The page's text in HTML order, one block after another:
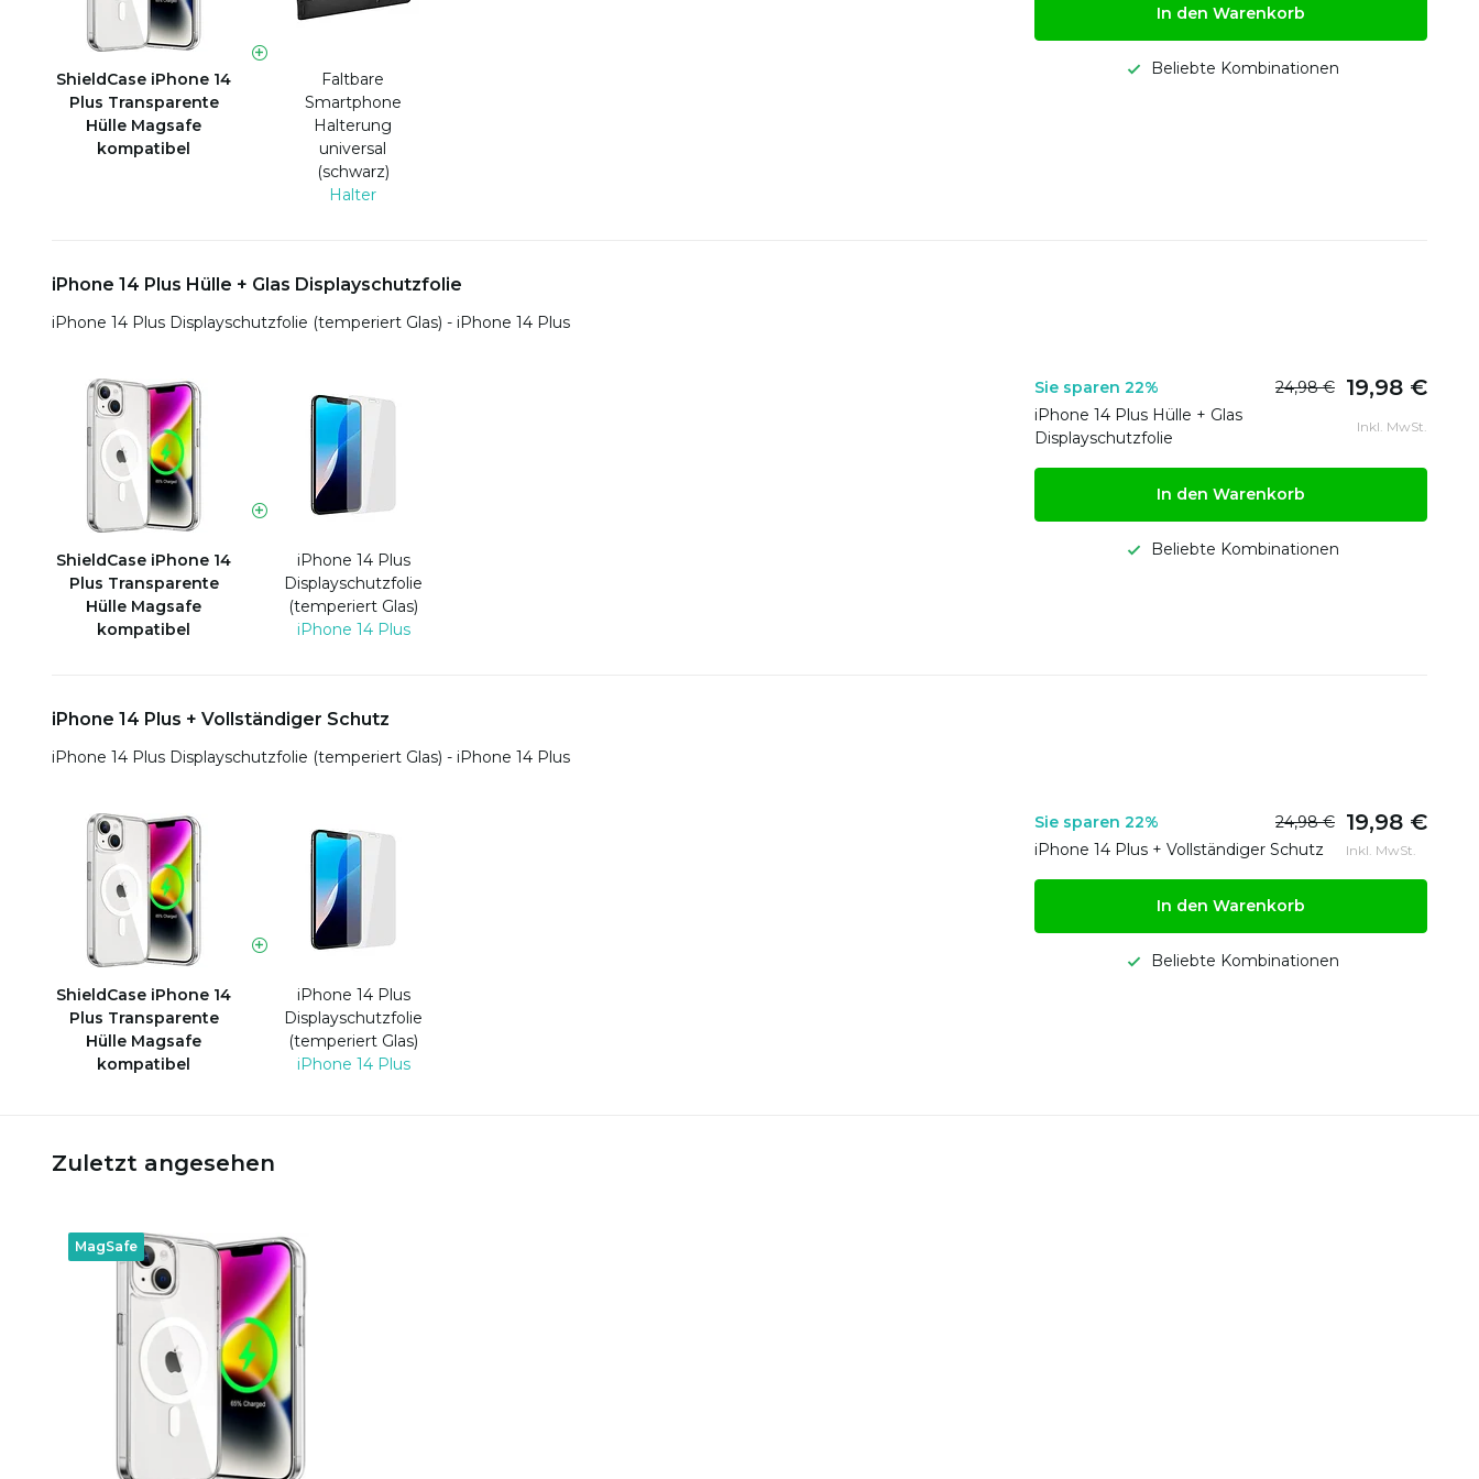
ShieldCase iPhone 14
Plus Transparente
Hülle Magsafe
kompatibel
Faltbare
Smartphone
Halterung
universal
(schwarz)
Halter
In den Warenkorb
Beliebte Kombinationen
iPhone 14 Plus Hülle + Glas Displayschutzfolie
iPhone 14 Plus Displayschutzfolie (temperiert Glas) - iPhone 14 Plus
ShieldCase iPhone 14
Plus Transparente
Hülle Magsafe
kompatibel
iPhone 14 Plus
Displayschutzfolie
(temperiert Glas)
iPhone 14 Plus
Sie sparen 22% 24,98 € 19,98 €
iPhone 14 Plus Hülle + Glas
Displayschutzfolie
Inkl. MwSt.
In den Warenkorb
Beliebte Kombinationen
iPhone 14 Plus + Vollständiger Schutz
iPhone 14 Plus Displayschutzfolie (temperiert Glas) - iPhone 14 Plus
ShieldCase iPhone 14
Plus Transparente
Hülle Magsafe
kompatibel
iPhone 14 Plus
Displayschutzfolie
(temperiert Glas)
iPhone 14 Plus
Sie sparen 22% 24,98 € 19,98 €
iPhone 14 Plus + Vollständiger Schutz Inkl. MwSt.
In den Warenkorb
Beliebte Kombinationen
Zuletzt angesehen
MagSafe